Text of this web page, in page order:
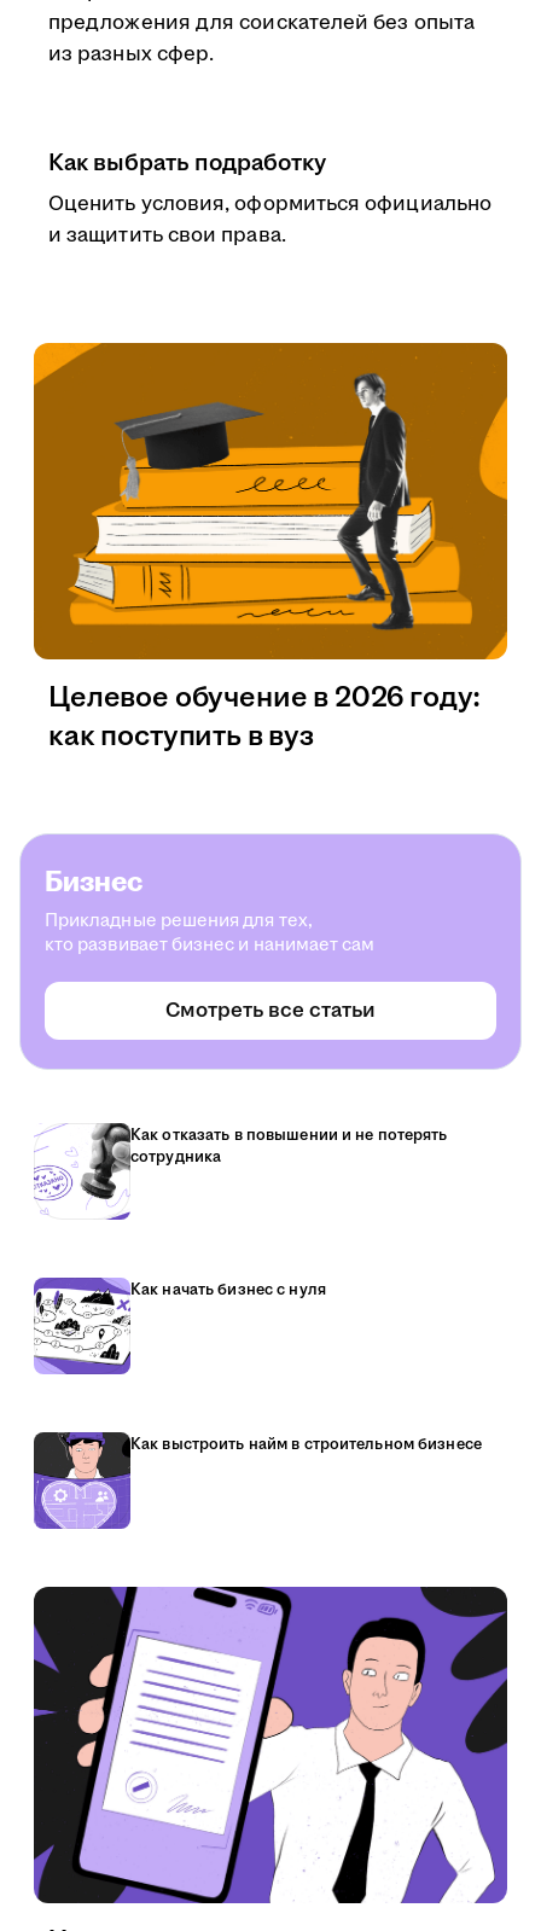
предложения для соискателей без опыта
из разных сфер.
Как выбрать подработку
Оценить условия, оформиться официально
и защитить свои права.
Целевое обучение в 2026 году:
как поступить в вуз
Бизнес
Прикладные решения для тех,
кто развивает бизнес и нанимает сам
Смотреть все статьи
Как отказать в повышении и не потерять
сотрудника
Как начать бизнес с нуля
Как выстроить найм в строительном бизнесе